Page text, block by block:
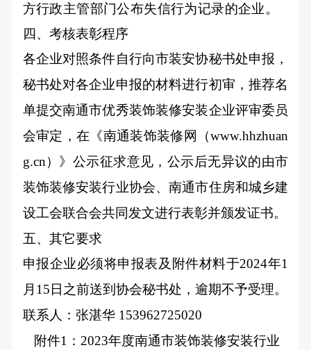
方行政主管部门公布失信行为记录的企业。
四、考核表彰程序
各企业对照条件自行向市装安协秘书处申报，
秘书处对各企业申报的材料进行初审，推荐名
单提交南通市优秀装饰装修安装企业评审委员
会审定，在《南通装饰装修网（www.hhzhuan
g.cn）》公示征求意见，公示后无异议的由市
装饰装修安装行业协会、南通市住房和城乡建
设工会联合会共同发文进行表彰并颁发证书。
五、其它要求
申报企业必须将申报表及附件材料于2024年1
月15日之前送到协会秘书处，逾期不予受理。
联系人： 张湛华 153962725020
附件1：2023年度南通市装饰装修安装行业